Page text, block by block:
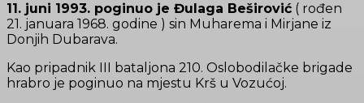
11. juni 1993. poginuo je Đulaga Beširović ( rođen
21. januara 1968. godine ) sin Muharema i Mirjane iz
Donjih Dubarava.
Kao pripadnik III bataljona 210. Oslobodilačke brigade
hrabro je poginuo na mjestu Krš u Vozućoj.